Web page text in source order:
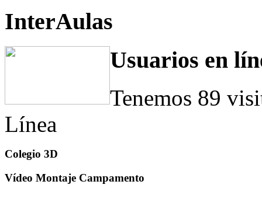
InterAulas
Usuarios en
Tenemos 89
Línea
Colegio 3D
Vídeo Montaje Campamento